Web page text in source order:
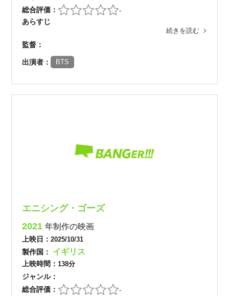
総合評価：
-
あらすじ
続きを読む
監督：
出演者： BTS
エニシング・ゴーズ
2021年制作の映画
上映日：2025/10/31
製作国： イギリス
上映時間： 138分
ジャンル：
総合評価：
-